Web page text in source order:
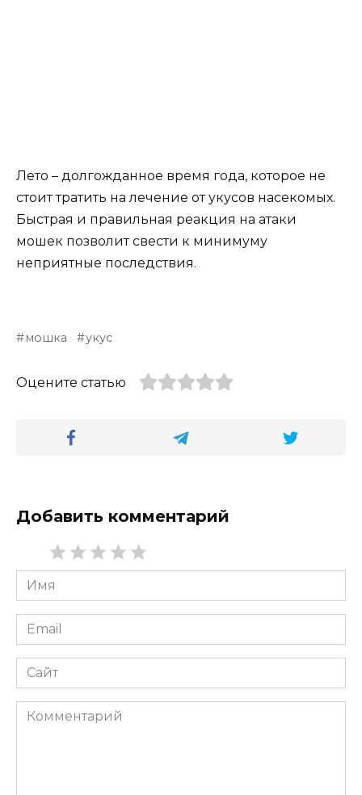
Лето – долгожданное время года, которое не
стоит тратить на лечение от укусов насекомых.
Быстрая и правильная реакция на атаки
мошек позволит свести к минимуму
неприятные последствия.
мошка укус
Оцените статью
Добавить комментарий
Имя
*
Email
*
Сайт
Комментарий